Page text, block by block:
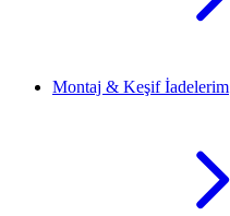
Montaj & Keşif İadelerim